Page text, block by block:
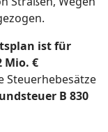
ist für
Mio. €
Steuerhebesätze
B 830